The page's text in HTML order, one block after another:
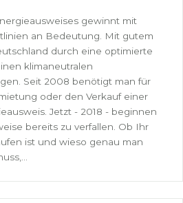
gewinnt mit
an Bedeutung. Mit gutem
durch eine optimierte
klimaneutralen
Seit 2008 benötigt man für
oder den Verkauf einer
Jetzt - 2018 - beginnen
bereits zu verfallen. Ob Ihr
ist und wieso genau man